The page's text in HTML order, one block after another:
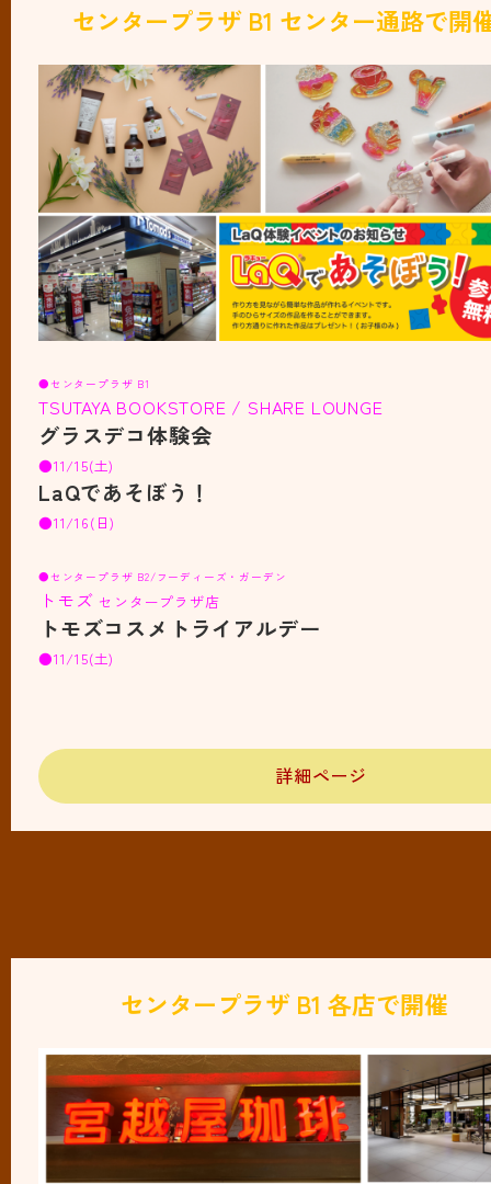
センタープラザ B1 センター通路で開
●センタープラザ B1
TSUTAYA BOOKSTORE / SHARE LOUNGE
グラスデコ体験会
●11/15(土)
LaQであそぼう！
●11/16(日)
●センタープラザ B2/フーディーズ・ガーデン
トモズ センタープラザ店
トモズコスメトライアルデー
●11/15(土)
詳細ページ
センタープラザ B1 各店で開催